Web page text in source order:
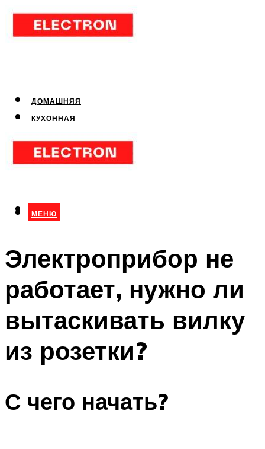
ДОМАШНЯЯ
КУХОННАЯ
КЛИМАТИЧЕСКАЯ
МЕНЮ
МЕНЮ
Электроприбор не
работает, нужно ли
вытаскивать вилку
из розетки?
С чего начать?